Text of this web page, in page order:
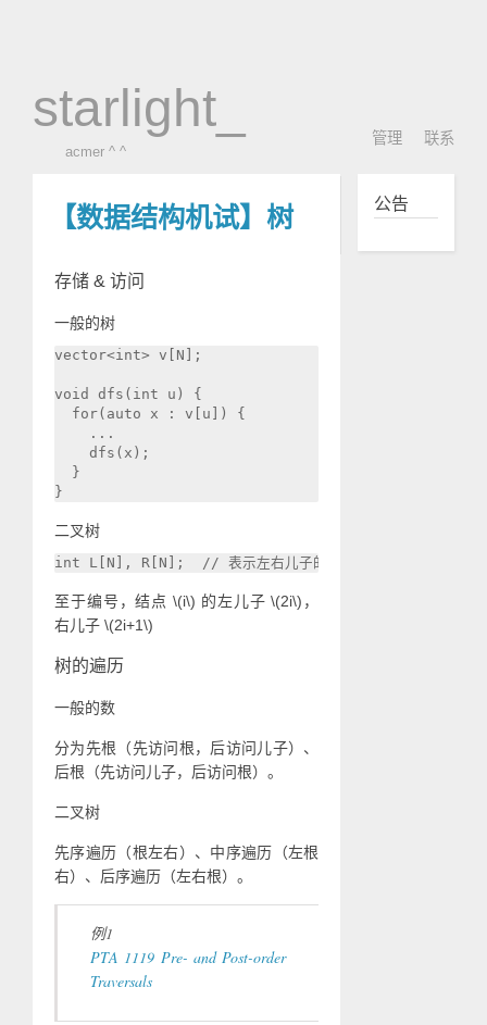
starlight_
acmer ^ ^
联系
管理
【数据结构机试】树
存储 & 访问
一般的树
vector<int> v[N];
void dfs(int u) {
  for(auto x : v[u]) {
    ...
    dfs(x);
  }
二叉树
至于编号，结点\(i\) 的左儿子\(2i\) ，
右儿子 \(2i+1\)
树的遍历
一般的数
分为先根（先访问根，后访问儿子）、
后根（先访问儿子，后访问根）。
二叉树
先序遍历（根左右）、中序遍历（左根
右）、后序遍历（左右根）。
例1
PTA 1119 Pre- and Post-order
Traversals
公告